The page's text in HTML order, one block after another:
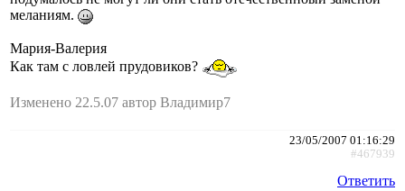
меланиям.
Мария-Валерия
Как там с ловлей прудовиков?
Изменено 22.5.07 автор Владимир7
23/05/2007 01:16:29
#467939
Ответить